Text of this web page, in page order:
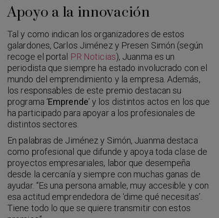
Apoyo a la innovación
Tal y como indican los organizadores de estos
galardones, Carlos Jiménez y Presen Simón (según
recoge el portal PR Noticias), Juanma es un
periodista que siempre ha estado involucrado con el
mundo del emprendimiento y la empresa. Además,
los responsables de este premio destacan su
programa ‘Emprende’ y los distintos actos en los que
ha participado para apoyar a los profesionales de
distintos sectores.
En palabras de Jiménez y Simón, Juanma destaca
como profesional que difunde y apoya toda clase de
proyectos empresariales, labor que desempeña
desde la cercanía y siempre con muchas ganas de
ayudar. “Es una persona amable, muy accesible y con
esa actitud emprendedora de ‘dime qué necesitas’.
Tiene todo lo que se quiere transmitir con estos